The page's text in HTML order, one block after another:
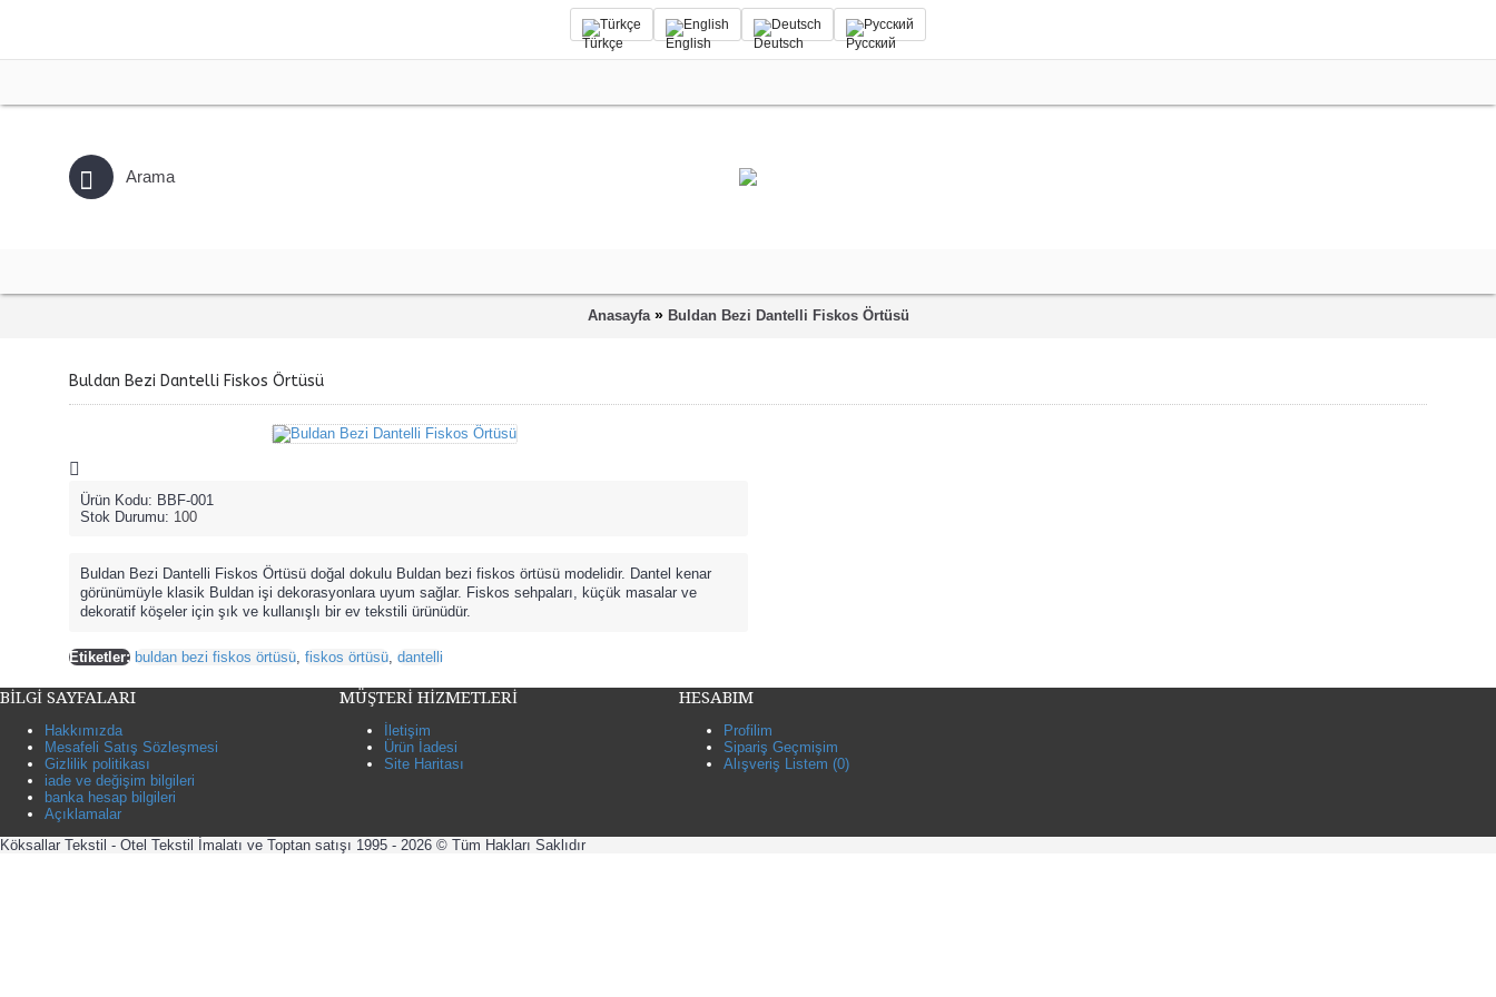
Türkçe English Deutsch Русский
Anasayfa » Buldan Bezi Dantelli Fiskos Örtüsü
Buldan Bezi Dantelli Fiskos Örtüsü
Ürün Kodu: BBF-001
Stok Durumu: 100
Buldan Bezi Dantelli Fiskos Örtüsü doğal dokulu Buldan bezi fiskos örtüsü modelidir. Dantel kenar
görünümüyle klasik Buldan işi dekorasyonlara uyum sağlar. Fiskos sehpaları, küçük masalar ve
dekoratif köşeler için şık ve kullanışlı bir ev tekstili ürünüdür.
Etiketler: buldan bezi fiskos örtüsü fiskos örtüsü dantelli
BİLGİ SAYFALARI
Hakkımızda
Mesafeli Satış Sözleşmesi
Gizlilik politikası
iade ve değişim bilgileri
banka hesap bilgileri
Açıklamalar
MÜŞTERİ HİZMETLERİ
İletişim
Ürün İadesi
Site Haritası
HESABIM
Profilim
Sipariş Geçmişim
Alışveriş Listem (0)
Köksallar Tekstil - Otel Tekstil İmalatı ve Toptan satışı 1995 - 2026 © Tüm Hakları Saklıdır